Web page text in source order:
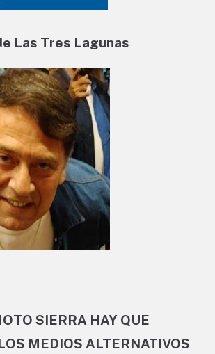
Las Tres Lagunas
SIERRA HAY QUE
MEDIOS ALTERNATIVOS